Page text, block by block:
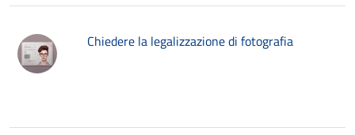
Chiedere la legalizzazione di fotografia